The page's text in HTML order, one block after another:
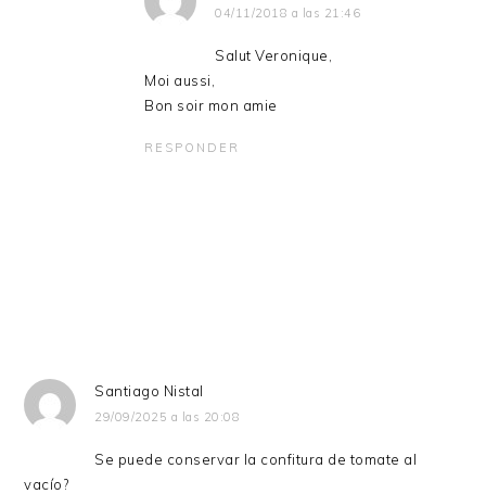
04/11/2018 a las 21:46
Salut Veronique,
Moi aussi,
Bon soir mon amie
RESPONDER
Santiago Nistal
29/09/2025 a las 20:08
Se puede conservar la confitura de tomate al
vacío?